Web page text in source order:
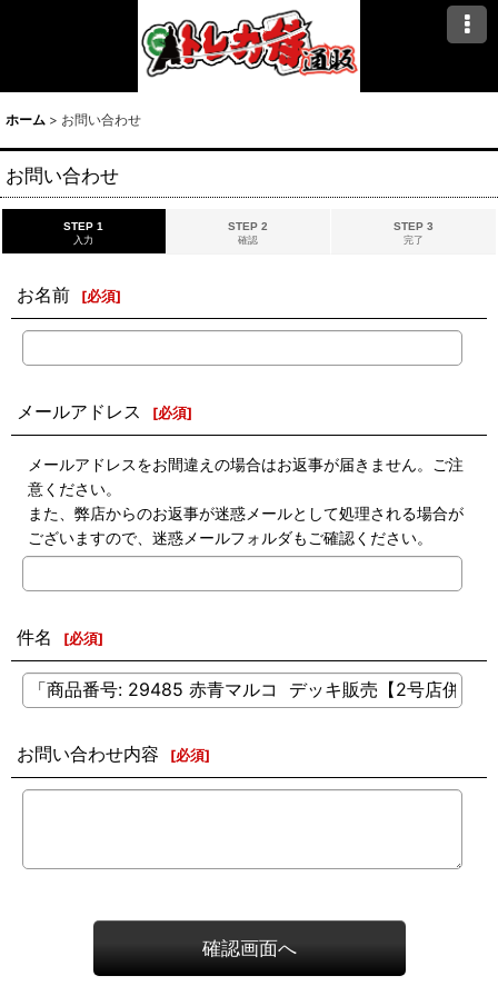
ホーム > お問い合わせ
お問い合わせ
STEP 1
入力
STEP 2
確認
STEP 3
完了
お名前 [必須]
メールアドレス [必須]
メールアドレスをお間違えの場合はお返事が届きません。ご注
意ください。
また、弊店からのお返事が迷惑メールとして処理される場合が
ございますので、迷惑メールフォルダもご確認ください。
件名 [必須]
お問い合わせ内容 [必須]
確認画面へ